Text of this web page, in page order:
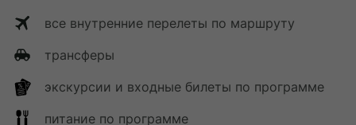
все внутренние перелеты по маршруту
трансферы
экскурсии и входные билеты по программе
питание по программе